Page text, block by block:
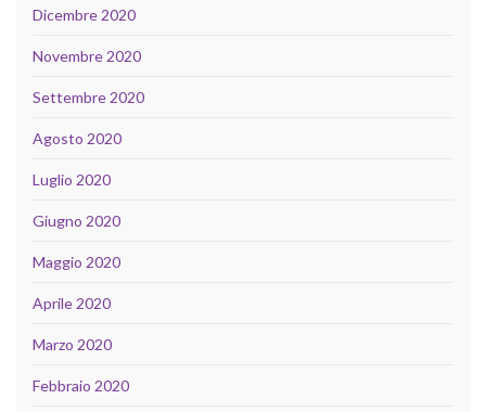
Dicembre 2020
Novembre 2020
Settembre 2020
Agosto 2020
Luglio 2020
Giugno 2020
Maggio 2020
Aprile 2020
Marzo 2020
Febbraio 2020